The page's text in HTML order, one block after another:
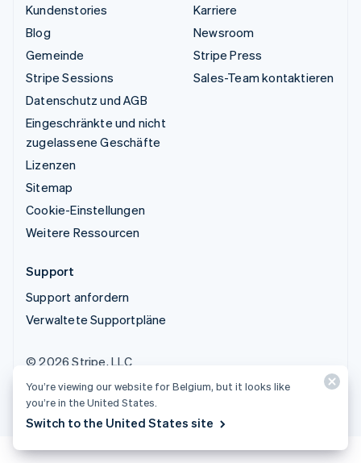
Kundenstories
Blog
Gemeinde
Stripe Sessions
Datenschutz und AGB
Eingeschränkte und nicht
zugelassene Geschäfte
Lizenzen
Sitemap
Cookie-Einstellungen
Weitere Ressourcen
Karriere
Newsroom
Stripe Press
Sales-Team kontaktieren
Support
Support anfordern
Verwaltete Supportpläne
© 2026 Stripe, LLC
You’re viewing our website for Belgium, but it looks like
you’re in the United States.
Switch to the United States site